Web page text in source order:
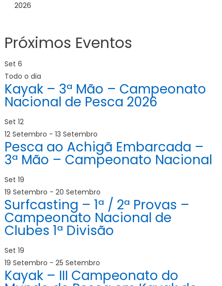
2026
Próximos Eventos
Set 6
Todo o dia
Kayak – 3ª Mão – Campeonato
Nacional de Pesca 2026
Set 12
12 Setembro - 13 Setembro
Pesca ao Achigã Embarcada –
3ª Mão – Campeonato Nacional
Set 19
19 Setembro - 20 Setembro
Surfcasting – 1ª / 2ª Provas –
Campeonato Nacional de
Clubes 1ª Divisão
Set 19
19 Setembro - 25 Setembro
Kayak – III Campeonato do